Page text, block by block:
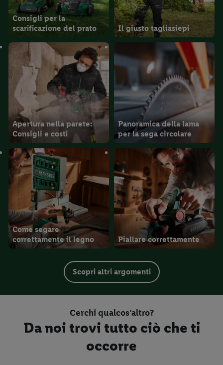
Consigli per la
scarificazione del prato
Il giusto tagliasiepi
Apertura nella parete:
Consigli e costi
Panoramica della lama
per la sega circolare
Come segare
correttamente il legno
Piallare correttamente
Scopri altri argomenti
Cerchi qualcos’altro?
Da noi trovi tutto ciò che ti
occorre